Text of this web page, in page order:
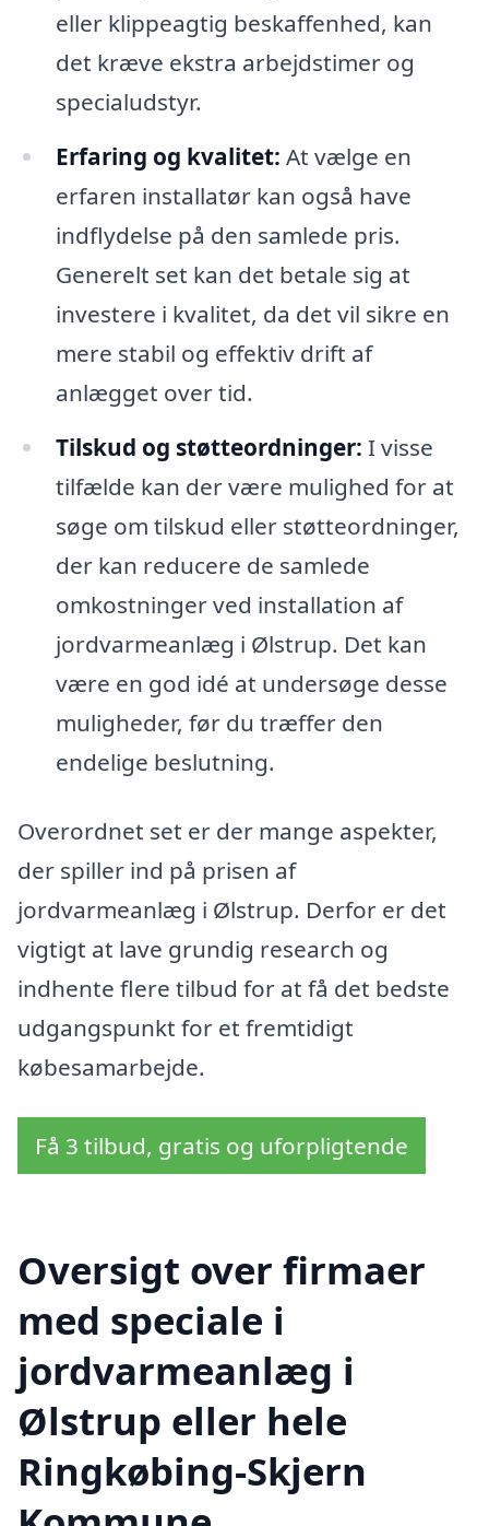
eller klippeagtig beskaffenhed, kan
det kræve ekstra arbejdstimer og
specialudstyr.
Erfaring og kvalitet: At vælge en
erfaren installatør kan også have
indflydelse på den samlede pris.
Generelt set kan det betale sig at
investere i kvalitet, da det vil sikre en
mere stabil og effektiv drift af
anlægget over tid.
Tilskud og støtteordninger: I visse
tilfælde kan der være mulighed for at
søge om tilskud eller støtteordninger,
der kan reducere de samlede
omkostninger ved installation af
jordvarmeanlæg i Ølstrup. Det kan
være en god idé at undersøge desse
muligheder, før du træffer den
endelige beslutning.
Overordnet set er der mange aspekter,
der spiller ind på prisen af
jordvarmeanlæg i Ølstrup. Derfor er det
vigtigt at lave grundig research og
indhente flere tilbud for at få det bedste
udgangspunkt for et fremtidigt
købesamarbejde.
Få 3 tilbud, gratis og uforpligtende
Oversigt over firmaer
med speciale i
jordvarmeanlæg i
Ølstrup eller hele
Ringkøbing-Skjern